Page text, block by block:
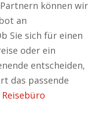
können wir
an
Sie sich für einen
oder ein
entscheiden,
das passende
Reisebüro